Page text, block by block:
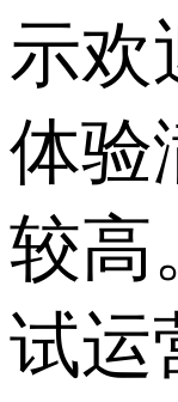
示欢
体验
较高
试运